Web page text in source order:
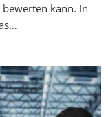
kann. In